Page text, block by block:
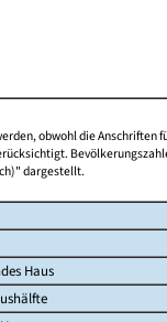
obwohl die Anschriften
dargestellt.
Haus